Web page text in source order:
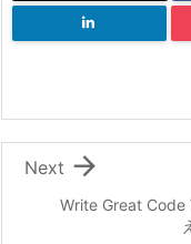
Write Great Code

Next